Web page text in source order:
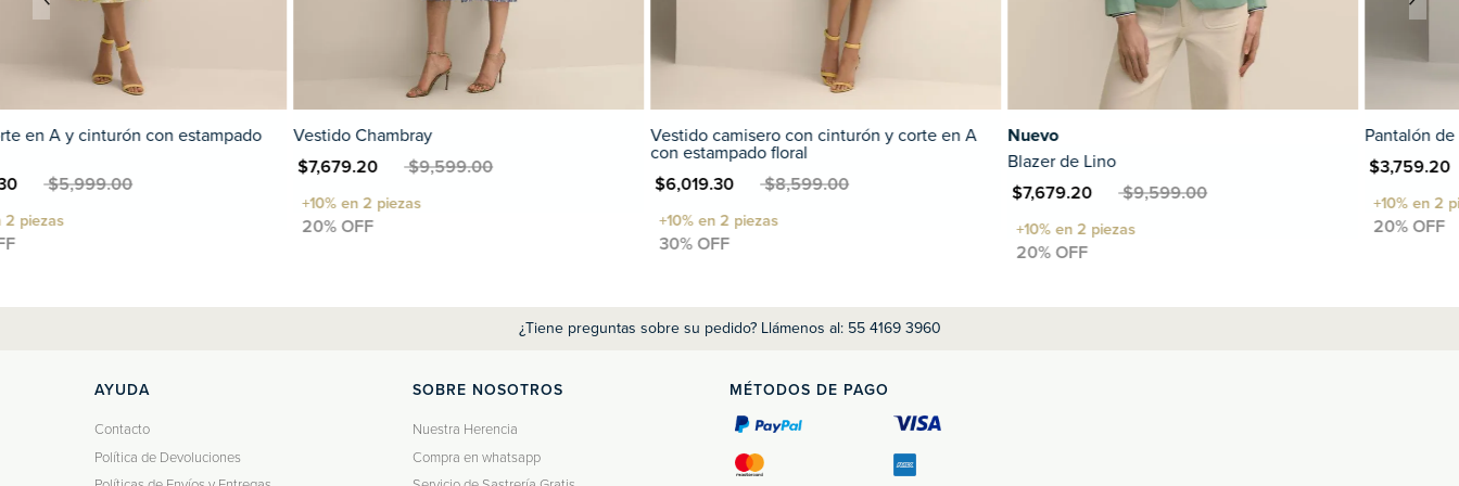
Vestido Chambray
Vestido camisero con cinturón y corte en A
Nuevo
Blazer de Lino
MXN $7,679.20MXN $9,599.00
MXN $3,759.20
MXN
¿Tiene preguntas sobre su pedido? Llámenos al: 55 4169 3960
AYUDA
Contacto
Política de Devoluciones
SOBRE NOSOTROS
Nuestra Herencia
Compra en whatsapp
MÉTODOS DE PAGO